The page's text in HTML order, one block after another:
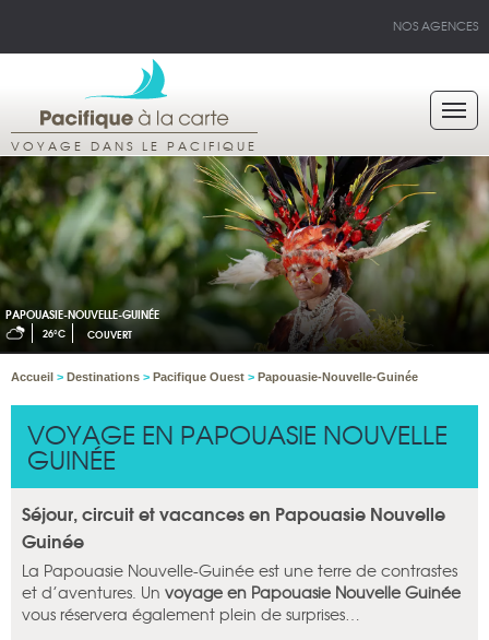
NOS AGENCES
VOYAGE DANS LE PACIFIQUE
PAPOUASIE-NOUVELLE-GUINÉE
26°C COUVERT
Accueil > Destinations > Pacifique Ouest > Papouasie-Nouvelle-Guinée
VOYAGE EN PAPOUASIE NOUVELLE
GUINÉE
Séjour, circuit et vacances en Papouasie Nouvelle
Guinée
La Papouasie Nouvelle-Guinée est une terre de contrastes
et d’aventures. Un voyage en Papouasie Nouvelle Guinée
vous réservera également plein de surprises…